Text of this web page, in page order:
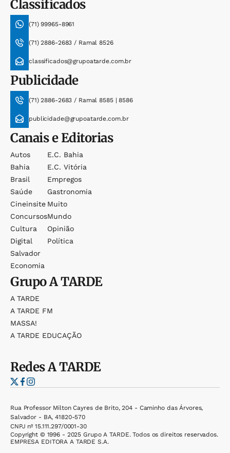
Classificados
(71) 99965-8961
(71) 2886-2683 / Ramal 8526
classificados@grupoatarde.com.br
Publicidade
(71) 2886-2683 / Ramal 8585 | 8586
publicidade@grupoatarde.com.br
Canais e Editorias
Autos
Bahia
Brasil
Saúde
Cineinsite
Concursos
Cultura
Digital
Salvador
Economia
E.c. Bahia
E.c. Vitória
Empregos
Gastronomia
Muito
Mundo
Opinião
Política
GrupoA TARDE
A TARDE
A TARDE FM
MASSA!
A TARDE EDUCAÇÃO
RedesA TARDE
Rua Professor Milton Cayres de Brito, 204 - Caminho das Árvores,
Salvador - BA, 41820-570
CNPJ nº 15.111.297/0001-30
Copyright © 1996 - 2025 Grupo A TARDE. Todos os direitos reservados.
EMPRESA EDITORA A TARDE S.A.